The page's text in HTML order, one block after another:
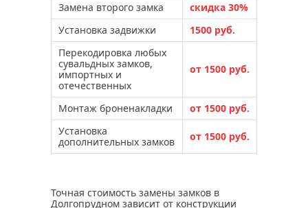
Замена второго замка
скидка 30%
Установка задвижки
1500 руб.
Перекодировка любых
сувальдных замков,
импортных и
отечественных
от 1500 руб.
Монтаж броненакладки
от 1500 руб.
Установка
дополнительных замков
от 1500 руб.
Точная стоимость замены замков в
Долгопрудном зависит от конструкции